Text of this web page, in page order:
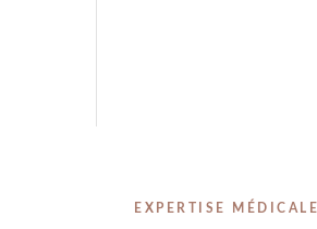
EXPERTISE MÉDICALE